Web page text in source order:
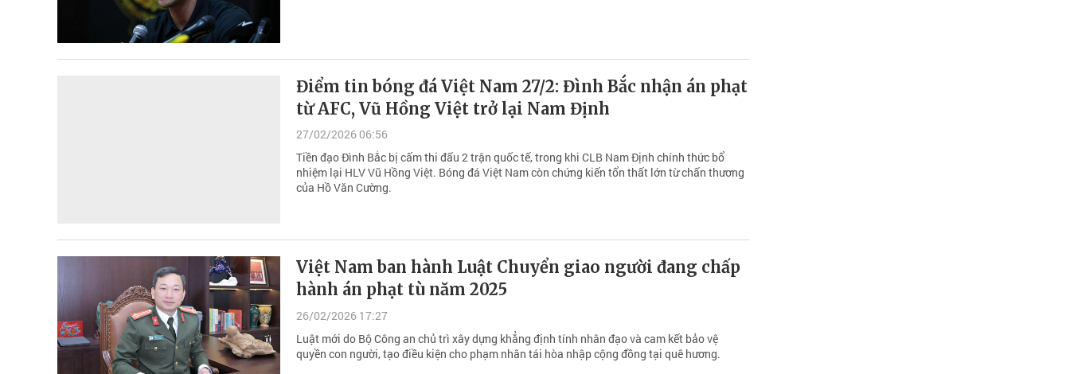
Điểm tin bóng đá Việt Nam 27/2: Đình Bắc nhận án phạt
từ AFC, Vũ Hồng Việt trở lại Nam Định
27/02/2026 06:56
Tiền đạo Đình Bắc bị cấm thi đấu 2 trận quốc tế, trong khi CLB Nam Định chính thức bổ
nhiệm lại HLV Vũ Hồng Việt. Bóng đá Việt Nam còn chứng kiến tổn thất lớn từ chấn thương
của Hồ Văn Cường.
Việt Nam ban hành Luật Chuyển giao người đang chấp
hành án phạt tù năm 2025
26/02/2026 17:27
Luật mới do Bộ Công an chủ trì xây dựng khẳng định tính nhân đạo và cam kết bảo vệ
quyền con người, tạo điều kiện cho phạm nhân tái hòa nhập cộng đồng tại quê hương.